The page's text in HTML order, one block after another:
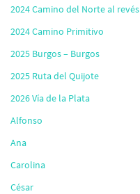
2024 Camino del Norte al revés
2024 Camino Primitivo
2025 Burgos – Burgos
2025 Ruta del Quijote
2026 Vía de la Plata
Alfonso
Ana
Carolina
César